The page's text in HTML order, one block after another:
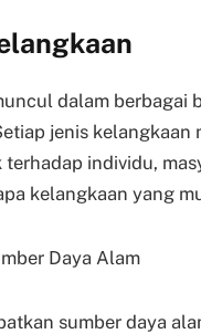
dalam berbagai
jenis
terhadap individu,
kelangkaan yang
Daya Alam
sumber daya